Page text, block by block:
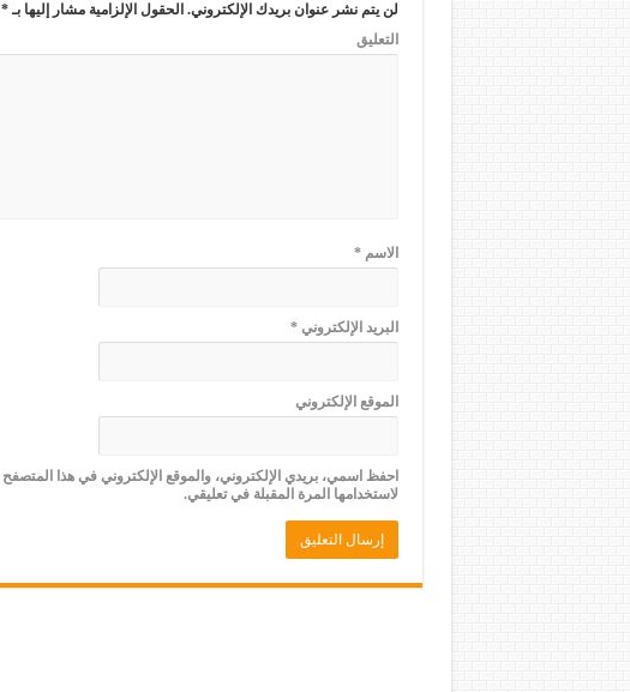
لن يتم نشر عنوان بريدك الإلكتروني. الحقول الإلزامية مشار إليها بـ*
التعليق
الاسم*
البريد الإلكتروني*
الموقع الإلكتروني
احفظ اسمي، بريدي الإلكتروني، والموقع الإلكتروني في هذا المتصفح
لاستخدامها المرة المقبلة في تعليقي.